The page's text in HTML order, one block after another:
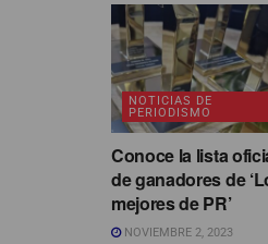
NOTICIAS DE
PERIODISMO
Conoce la lista
de ganadores de
mejores de PR’
NOVIEMBRE 2, 2023